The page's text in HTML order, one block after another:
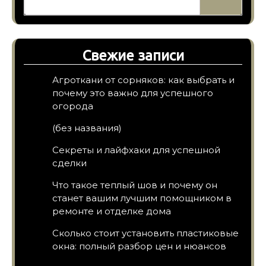
Свежие записи
Агроткани от сорняков: как выбрать и
почему это важно для успешного
огорода
(без названия)
Секреты и лайфхаки для успешной
сделки
Что такое теплый шов и почему он
станет вашим лучшим помощником в
ремонте и отделке дома
Сколько стоит установить пластиковые
окна: полный разбор цен и нюансов